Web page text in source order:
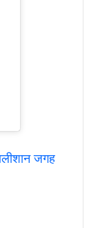
जगह